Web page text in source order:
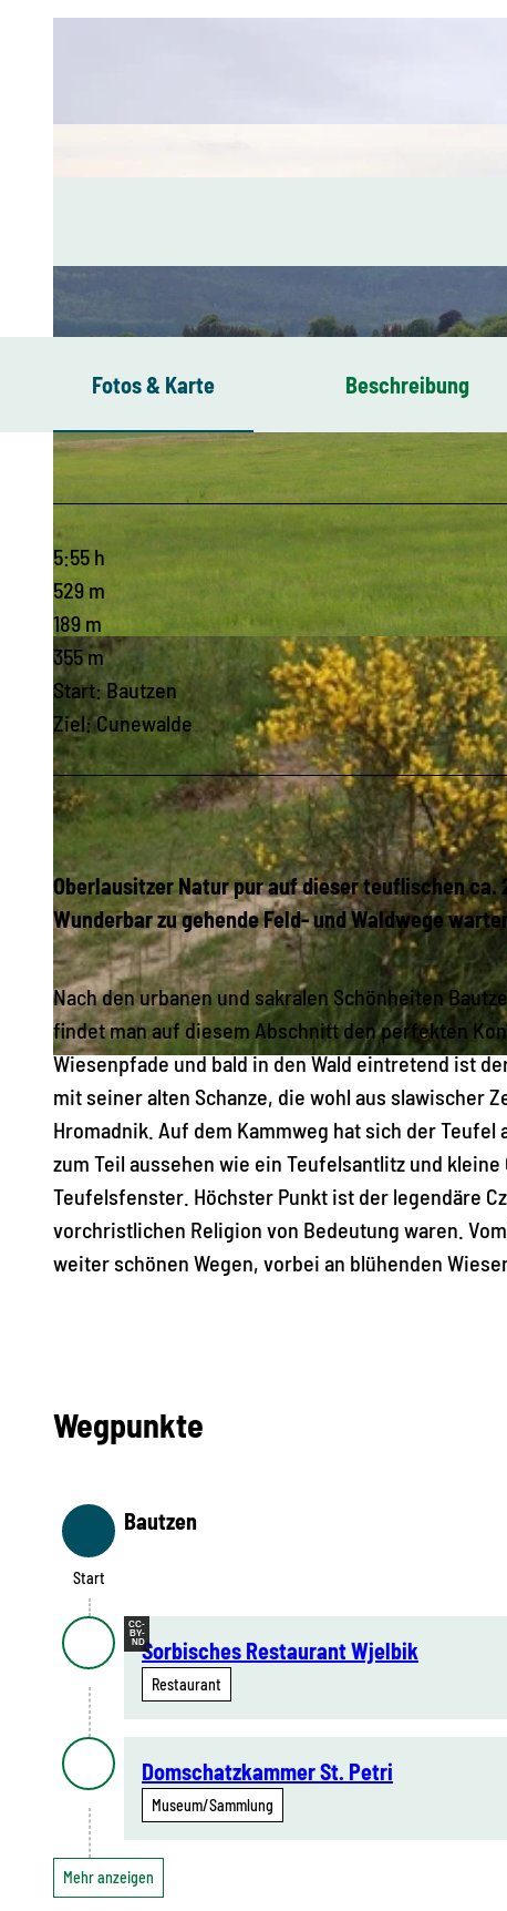
© Frank Sühnel, Das Landschaftswunderland Oberlausitz | CC-BY-SA
© Frank Sühnel, Das Landschaftswunderland Oberlausitz | CC-BY-SA
Fotos & Karte Beschreibung
5:55 h
529 m
189 m
355 m
Start: Bautzen
Ziel: Cunewalde
Oberlausitzer Natur pur auf dieser teuflischen
Wunderbar zu gehende Feld- und Waldwege
Nach den urbanen und sakralen Schönheiten
findet man auf diesem Abschnitt den perfekten
Wiesenpfade und bald in den Wald eintretend ist
mit seiner alten Schanze, die wohl aus slawischer
Hromadnik. Auf dem Kammweg hat sich der
zum Teil aussehen wie ein Teufelsantlitz und
Teufelsfenster. Höchster Punkt ist der legendäre
vorchristlichen Religion von Bedeutung waren.
weiter schönen Wegen, vorbei an blühenden
Wegpunkte
Start
Start
Bautzen
CC-
BY-
NDSorbisches Restaurant Wjelbik
Restaurant
Domschatzkammer St. Petri
Museum/Sammlung
Mehr anzeigen